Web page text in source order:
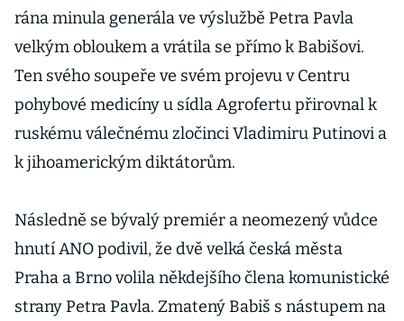
rána minula generála ve výslužbě Petra Pavla
velkým obloukem a vrátila se přímo k Babišovi.
Ten svého soupeře ve svém projevu v Centru
pohybové medicíny u sídla Agrofertu přirovnal k
ruskému válečnému zločinci Vladimiru Putinovi a
k jihoamerickým diktátorům.
Následně se bývalý premiér a neomezený vůdce
hnutí ANO podivil, že dvě velká česká města
Praha a Brno volila někdejšího člena komunistické
strany Petra Pavla. Zmatený Babiš s nástupem na